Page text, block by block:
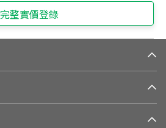
完整實價登錄